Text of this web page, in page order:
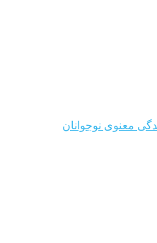
معنوی نوجوانان